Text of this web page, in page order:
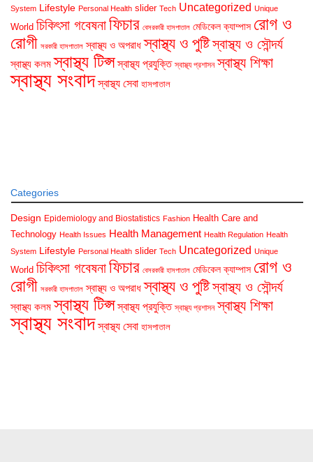
System Lifestyle Personal Health slider Tech Uncategorized Unique
World চিকিৎসা গবেষনাফিচার বেসরকারী হাসপাতাল মেডিকেল ক্যাম্পাস রোগ ও
রোগী সরকারী হাসপাতাল স্বাস্থ্য ও অপরাধ স্বাস্থ্য ও পুষ্টিস্বাস্থ্য ও সৌন্দর্য
স্বাস্থ্য কলম স্বাস্থ্য টিপ্স স্বাস্থ্য প্রযুক্তি স্বাস্থ্য প্রশাসন স্বাস্থ্য শিক্ষা
স্বাস্থ্য সংবাদ স্বাস্থ্য সেবা হাসপাতাল
Categories
Design Epidemiology and Biostatistics Fashion Health Care and
Technology Health Issues Health Management Health Regulation Health
System Lifestyle Personal Health slider Tech Uncategorized Unique
World চিকিৎসা গবেষনাফিচার বেসরকারী হাসপাতাল মেডিকেল ক্যাম্পাস রোগ ও
রোগী সরকারী হাসপাতাল স্বাস্থ্য ও অপরাধ স্বাস্থ্য ও পুষ্টিস্বাস্থ্য ও সৌন্দর্য
স্বাস্থ্য কলম স্বাস্থ্য টিপ্স স্বাস্থ্য প্রযুক্তি স্বাস্থ্য প্রশাসন স্বাস্থ্য শিক্ষা
স্বাস্থ্য সংবাদ স্বাস্থ্য সেবা হাসপাতাল